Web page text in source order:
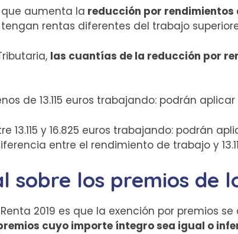
aumenta la reducción por
rentas diferentes del trabajo
las cuantías de la reducción por
de 13.115 euros trabajando: podrán
13.115 y 16.825 euros trabajando: podrán
entre el rendimiento de trabajo y
sobre los premios de
2019 es que la exención por premios
cuyo importe íntegro sea igual o